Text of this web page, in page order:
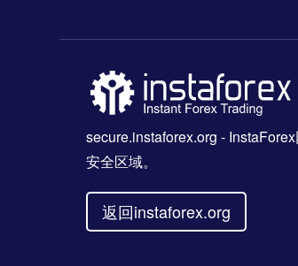
secure.instaforex.org -
安全区域。
返回instaforex.org